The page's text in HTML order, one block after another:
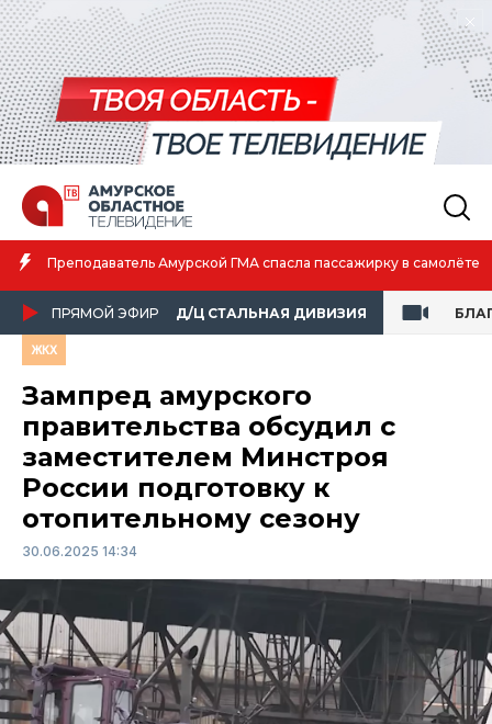
Амурская спортсменка выиграла первенство России по лёгкой
атлетике
ПРЯМОЙ ЭФИР Д/Ц СТАЛЬНАЯ ДИВИЗИЯ
ЖКХ
Зампред амурского
правительства обсудил с
заместителем Минстроя
России подготовку к
отопительному сезону
30.06.2025 14:34